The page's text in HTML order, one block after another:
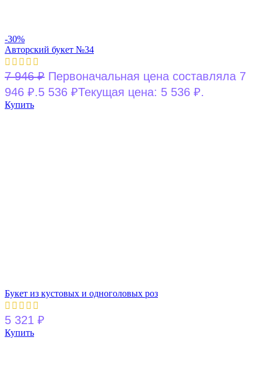
-30%
Авторский букет №34
7 946₽ Первоначальная цена составляла 7
946 ₽.5 536 ₽Текущая цена: 5 536 ₽.
Купить
Букет из кустовых и одноголовых роз
5 321 ₽
Купить